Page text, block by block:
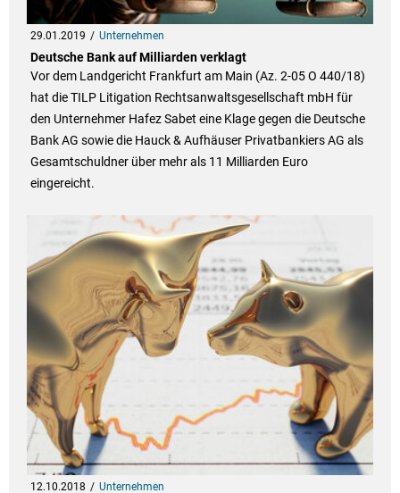
29.01.2019 Unternehmen
Deutsche Bank auf Milliarden verklagt
Vor dem Landgericht Frankfurt am Main (Az. 2-05 O 440/18)
hat die TILP Litigation Rechtsanwaltsgesellschaft mbH für
den Unternehmer Hafez Sabet eine Klage gegen die Deutsche
Bank AG sowie die Hauck & Aufhäuser Privatbankiers AG als
Gesamtschuldner über mehr als 11 Milliarden Euro
eingereicht.
12.10.2018 Unternehmen